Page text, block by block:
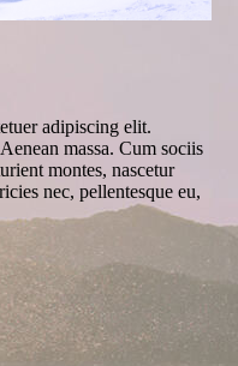
adipiscing elit.
massa. Cum sociis
montes, nascetur
nec, pellentesque eu,